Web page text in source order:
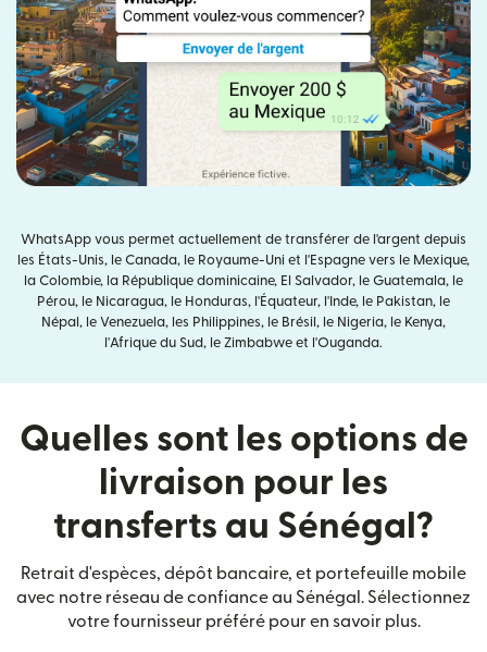
WhatsApp vous permet actuellement de transférer de l'argent depuis
les États-Unis, le Canada, le Royaume-Uni et l'Espagne vers le Mexique,
la Colombie, la République dominicaine, El Salvador, le Guatemala, le
Pérou, le Nicaragua, le Honduras, l'Équateur, l'Inde, le Pakistan, le
Népal, le Venezuela, les Philippines, le Brésil, le Nigeria, le Kenya,
l'Afrique du Sud, le Zimbabwe et l'Ouganda.
Quelles sont les options de
livraison pour les
transferts au Sénégal?
Retrait d'espèces, dépôt bancaire, et portefeuille mobile
avec notre réseau de confiance au Sénégal. Sélectionnez
votre fournisseur préféré pour en savoir plus.